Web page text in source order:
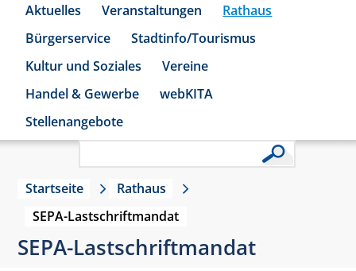
Aktuelles Veranstaltungen
Rathaus
Bürgerservice
Stadtinfo/Tourismus
Kultur und Soziales
Vereine
Handel & Gewerbe
webKITA
Stellenangebote
Startseite
Rathaus
SEPA-Lastschriftmandat
SEPA-Lastschriftmandat